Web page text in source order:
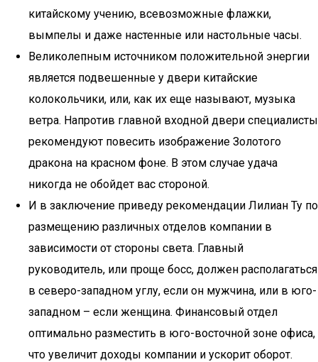
китайскому учению, всевозможные флажки,
вымпелы и даже настенные или настольные часы.
Великолепным источником положительной энергии
является подвешенные у двери китайские
колокольчики, или, как их еще называют, музыка
ветра. Напротив главной входной двери специалисты
рекомендуют повесить изображение Золотого
дракона на красном фоне. В этом случае удача
никогда не обойдет вас стороной.
И в заключение приведу рекомендации Лилиан Ту по
размещению различных отделов компании в
зависимости от стороны света. Главный
руководитель, или проще босс, должен располагаться
в северо-западном углу, если он мужчина, или в юго-
западном – если женщина. Финансовый отдел
оптимально разместить в юго-восточной зоне офиса,
что увеличит доходы компании и ускорит оборот.